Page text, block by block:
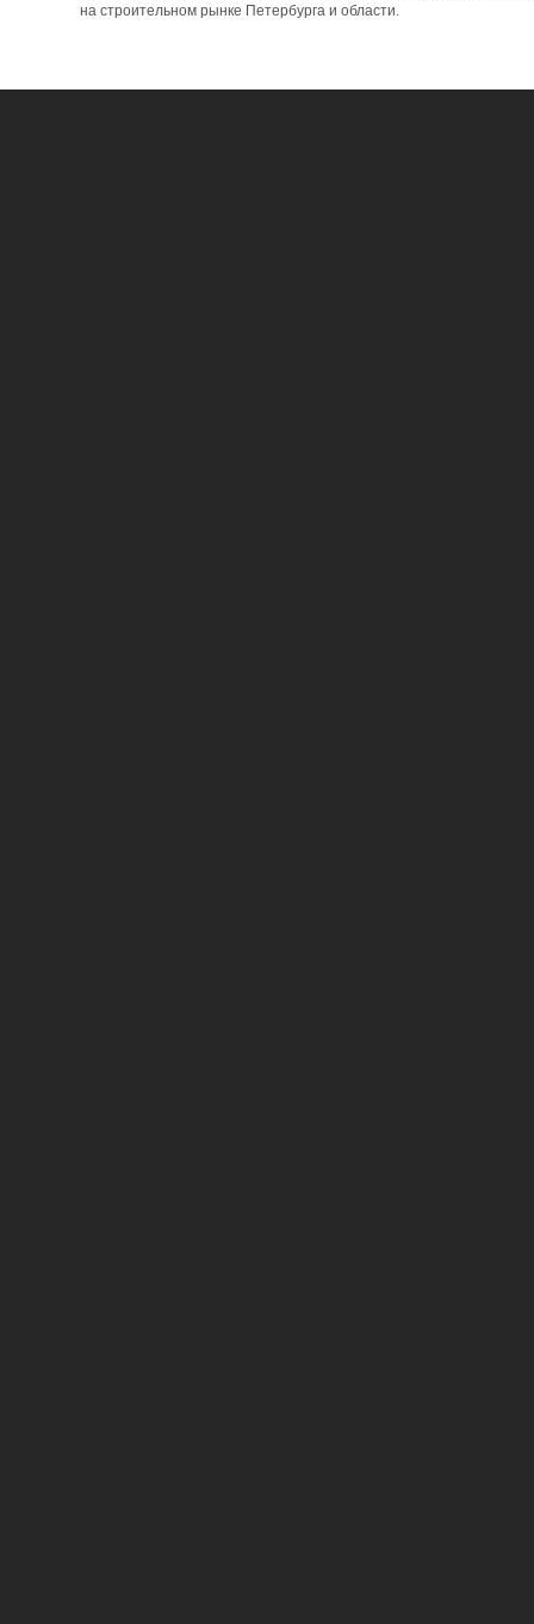
на строительном рынке Петербурга и области.